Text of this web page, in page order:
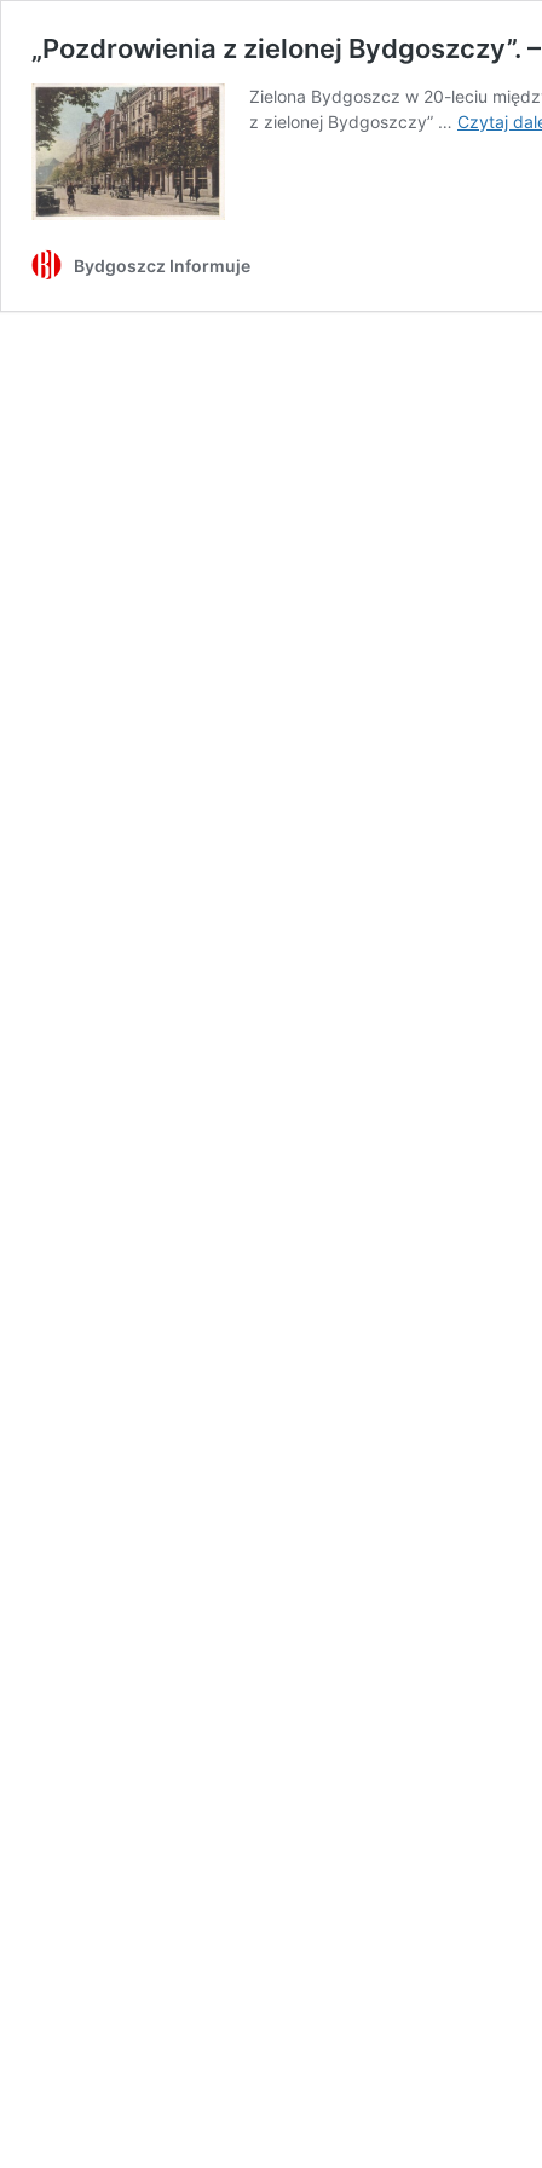
„Pozdrowienia z zielonej Bydgoszczy”.
Zielona Bydgoszcz w 20-leciu
z zielonej Bydgoszczy” … Czytaj
Bydgoszcz Informuje